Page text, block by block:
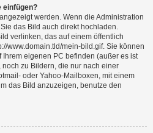
einfügen?
werden. Wenn die Administration
das Bild auch direkt hochladen.
verlinken, das auf einem öffentlich
www.domain.tld/mein-bild.gif. Sie können
eigenen PC befinden (außer es ist
zu Bildern, die nur nach einer
oder Yahoo-Mailboxen, mit einem
das Bild anzuzeigen, benutze den